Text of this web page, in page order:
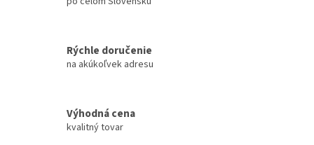
Rýchle doručenie
na akúkoľvek adresu
Výhodná cena
kvalitný tovar